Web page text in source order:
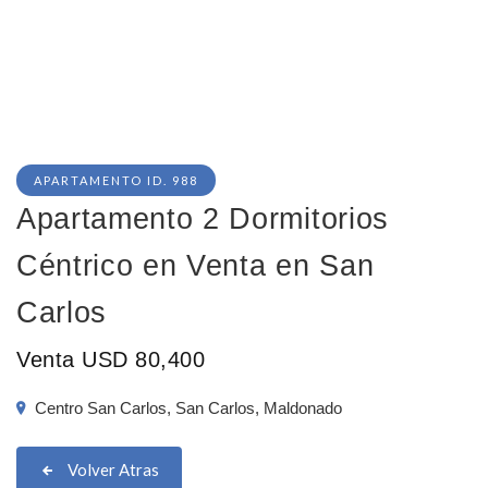
APARTAMENTO ID. 988
Apartamento 2 Dormitorios
Céntrico en Venta en San
Carlos
Venta USD 80,400
Centro San Carlos, San Carlos, Maldonado
Volver Atras